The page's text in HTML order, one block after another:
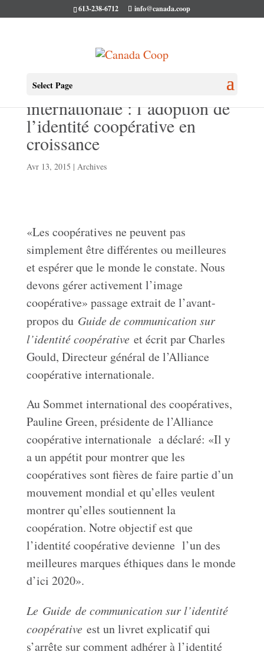
613-238-6712 info@canada.coop
Select Page
Alliance coopérative
internationale : l’adoption de
l’identité coopérative en
croissance
Avr 13, 2015 | Archives
«Les coopératives ne peuvent pas
simplement être différentes ou meilleures
et espérer que le monde le constate. Nous
devons gérer activement l’image
coopérative» passage extrait de l’avant-
propos du Guide de communication sur
l’identité coopérativeet écrit par Charles
Gould, Directeur général de l’Alliance
coopérative internationale.
Au Sommet international des coopératives,
Pauline Green, présidente de l’Alliance
coopérative internationale a déclaré: «Il y
a un appétit pour montrer que les
coopératives sont fières de faire partie d’un
mouvement mondial et qu’elles veulent
montrer qu’elles soutiennent la
coopération. Notre objectif est que
l’identité coopérative devienne l’un des
meilleures marques éthiques dans le monde
d’ici 2020».
Le Guide de communication sur l’identité
coopérative est un livret explicatif qui
s’arrête sur comment adhérer à l’identité